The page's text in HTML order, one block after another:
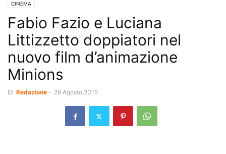
CINEMA
Fabio Fazio e Luciana
Littizzetto doppiatori nel
nuovo film d’animazione
Minions
Di Redazione - 26 Agosto 2015